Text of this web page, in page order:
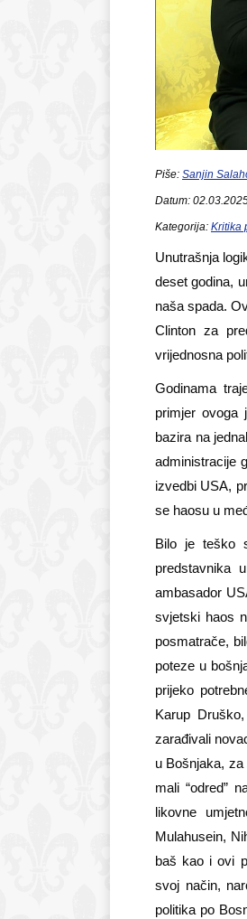
Piše: Sanjin
Datum:
Kategorija: Kritika
Unutrašnja
deset godina,
naša spada.
Clinton za
vrijednosna
Godinama
primjer ovoga
bazira na
administracije
izvedbi USA,
se haosu u
Bilo je teško
predstavnika
ambasador
svjetski haos
posmatrače,
poteze u
prijeko
Karup
zarađivali
u Bošnjaka,
mali “odred”
likovne
Mulahusein,
baš kao i ovi
svoj način,
politika po